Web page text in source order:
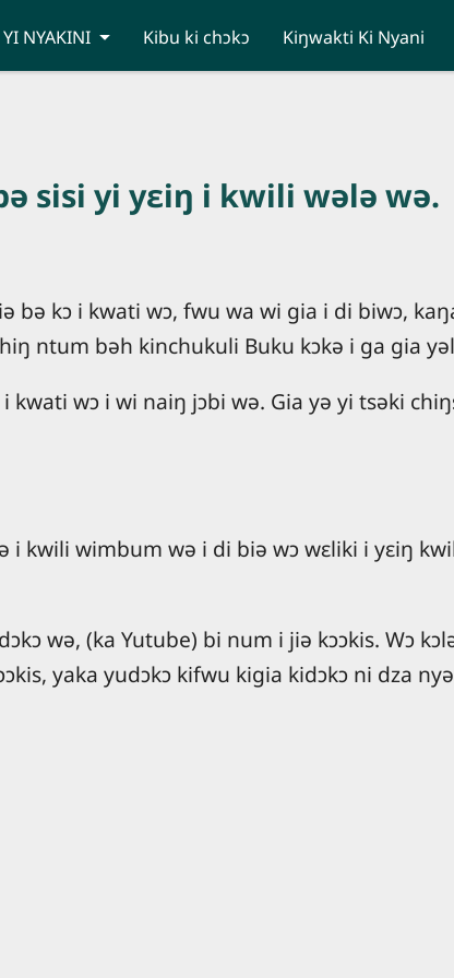
NYAKINI Kibu ki chɔkɔ Kiŋwakti Ki Nyani
sisi yi yɛiŋ i kwili wələ wə.
bə kɔ i kwati wɔ, fwu wa wi gia i di biwɔ,
ntum bəh kinchukuli Buku kɔkə i ga gia
wɔ i wi naiŋ jɔbi wə. Gia yə yi tsəki
i kwili wimbum wə i di biə wɔ wɛliki i yɛiŋ
wə, (ka Yutube) bi num i jiə kɔɔkis. Wɔ
yaka yudɔkɔ kifwu kigia kidɔkɔ ni dza